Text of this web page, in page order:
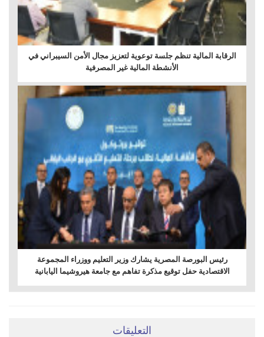
الرقابة المالية تنظم جلسة توعوية لتعزيز مجال الأمن السيبراني في
الأنشطة المالية غير المصرفية
رئيس البورصة المصرية يشارك وزير التعليم ووزراء المجموعة
الاقتصادية حفل توقيع مذكرة تفاهم مع جامعة هيروشيما اليابانية
التعليقات